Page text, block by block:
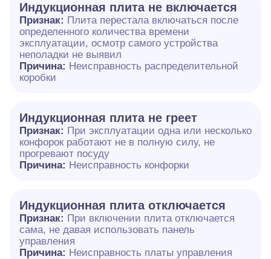
Индукционная плита не включается
Признак: Плита перестала включаться после
определенного количества времени
эксплуатации, осмотр самого устройства
неполадки не выявил
Причина: Неисправность распределительной
коробки
Индукционная плита не греет
Признак: При эксплуатации одна или несколько
конфорок работают не в полную силу, не
прогревают посуду
Причина: Неисправность конфорки
Индукционная плита отключается
Признак: При включении плита отключается
сама, не давая использовать панель
управления
Причина: Неисправность платы управления